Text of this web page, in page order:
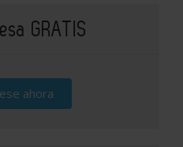
GRATIS
ahora